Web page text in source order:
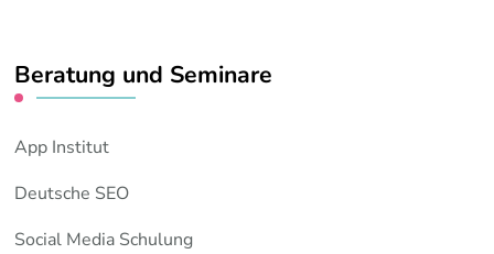
Beratung und Seminare
App Institut
Deutsche SEO
Social Media Schulung